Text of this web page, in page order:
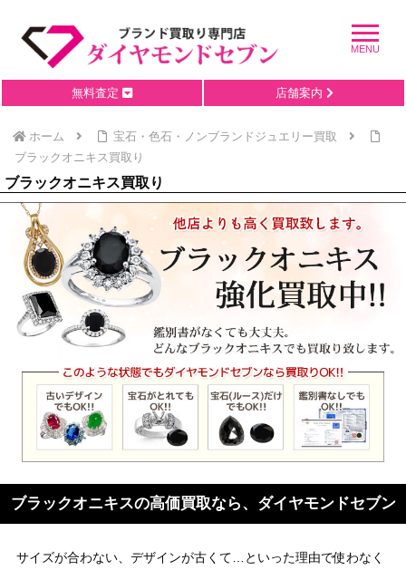
無料査定 店舗案内
ホーム
宝石・色石・ノンブランドジュエリー買取
ブラックオニキス買取り
ブラックオニキス買取り
ブラックオニキスの高価買取なら、ダイヤモンドセブン
サイズが合わない、デザインが古くて…といった理由で使わなく